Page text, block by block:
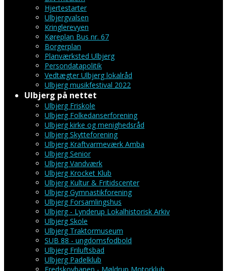
Hjertestarter
Ulbjergvalsen
Kringlerevyen
Køreplan Bus nr. 67
Borgerplan
Planværksted Ulbjerg
Persondatapolitik
Vedtægter Ulbjerg lokalråd
Ulbjerg musikfestival 2022
Ulbjerg på nettet
Ulbjerg Friskole
Ulbjerg Folkedanserforening
Ulbjerg kirke og menighedsråd
Ulbjerg Skytteforening
Ulbjerg Kraftvarmeværk Amba
Ulbjerg Senior
Ulbjerg Vandværk
Ulbjerg Krocket Klub
Ulbjerg Kultur & Fritidscenter
Ulbjerg Gymnastikforening
Ulbjerg Forsamlingshus
Ulbjerg - Lynderup Lokalhistorisk Arkiv
Ulbjerg Skole
Ulbjerg Traktormuseum
SUB 88 - ungdomsfodbold
Ulbjerg Friluftsbad
Ulbjerg Padelklub